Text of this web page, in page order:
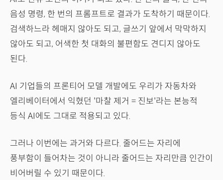
음성 명령, 한 번의 프롬프트로 결과가 도착하기 때문이다.
검색하느라 헤매지 않아도 되고, 글쓰기 앞에서 막막하지
않아도 되고, 어색한 첫 대화의 불편함도 견디지 않아도
된다.
AI 기업들의 프론티어 모델 개발에도 우리가 자동차와
엘리베이터에서 익혔던 '마찰 제거 = 진보'라는 본능적
등식 AI에도 그대로 적용되고 있다.
그러나 이번에는 과거와 다르다. 줄어드는 자리에
풍부함이 들어차는 것이 아니라 줄어드는 자리만큼 인간이
비어버릴 수 있기 때문이다.